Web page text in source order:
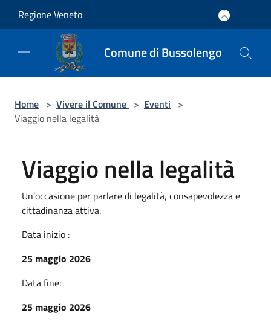
Regione Veneto
Comune di Bussolengo
Home > Vivere il Comune > Eventi >
Viaggio nella legalità
Viaggio nella legalità
Un’occasione per parlare di legalità, consapevolezza e
cittadinanza attiva.
Data inizio :
25 maggio 2026
Data fine:
25 maggio 2026